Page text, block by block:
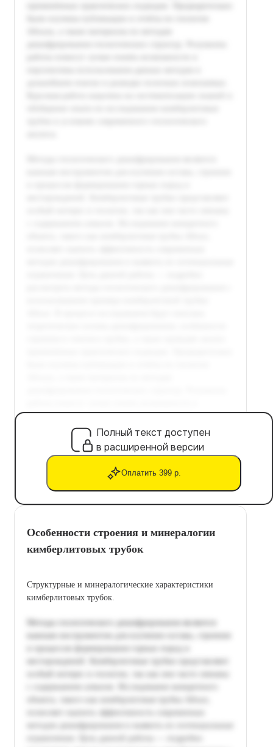
Полный текст доступен
в расширенной версии
Оплатить 399 р.
Особенности строения и минералогии
кимберлитовых трубок
Структурные и минералогические характеристики
кимберлитовых трубок.